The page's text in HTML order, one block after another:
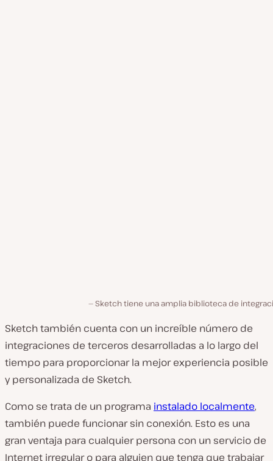
Sketch tiene una amplia biblioteca de
Sketch también cuenta con un increíble número de
integraciones de terceros desarrolladas a lo largo del
tiempo para proporcionar la mejor experiencia posible
y personalizada de Sketch.
Como se trata de un programa instalado localmente,
también puede funcionar sin conexión. Esto es una
gran ventaja para cualquier persona con un servicio de
Internet irregular o para alguien que tenga que trabajar